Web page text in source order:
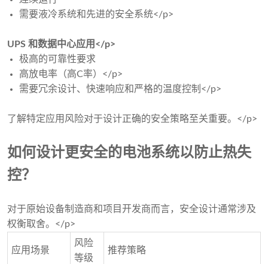
需要液冷系统和先进的安全系统</p>
UPS 和数据中心应用</p>
极高的可靠性要求
高放电率（高C率）</p>
需要冗余设计、快速响应和严格的温度控制</p>
了解特定应用风险对于设计正确的安全策略至关重要。</p>
如何设计更安全的电池系统以防止热失
控？
对于原始设备制造商和项目开发商而言，安全设计通常涉及
权衡取舍。</p>
应用场景
风险
等级
推荐策略